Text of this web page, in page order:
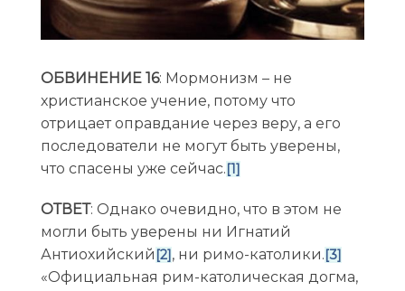
ОБВИНЕНИЕ 16: Мормонизм – не
христианское учение, потому что
отрицает оправдание через веру, а его
последователи не могут быть уверены,
что спасены уже сейчас. [1]
ОТВЕТ: Однако очевидно, что в этом не
могли быть уверены ни Игнатий
Антиохийский [2], ни римо-католики.[3]
«Официальная рим-католическая догма,